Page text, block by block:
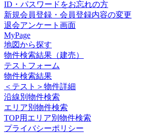
ID・パスワードをお忘れの方
新規会員登録・会員登録内容の変更
退会アンケート画面
MyPage
地図から探す
物件検索結果（建売）
テストフォーム
物件検索結果
＜テスト＞物件詳細
沿線別物件検索
エリア別物件検索
TOP用エリア別物件検索
プライバシーポリシー